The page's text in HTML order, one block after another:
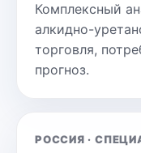
Комплексный
алкидно-
торговля,
прогноз.
РОССИЯ ·